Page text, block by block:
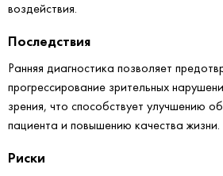
воздействия.
Последствия
Ранняя диагностика позволяет
прогрессирование зрительных
зрения, что способствует улучшению
пациента и повышению качества жизни.
Риски